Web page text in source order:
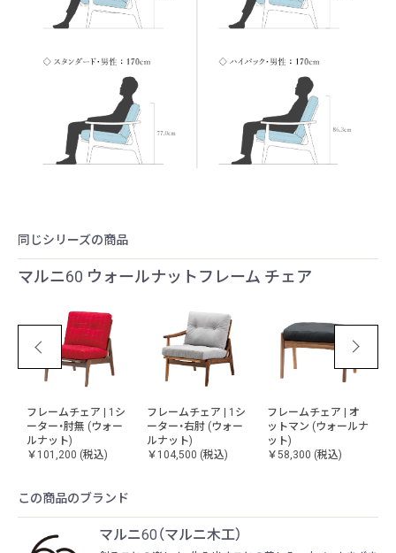
同じシリーズの商品
マルニ60 ウォールナットフレーム チェア
フレームチェア | 1シ
ーター・肘無 (ウォー
ルナット)
￥101,200 (税込)
フレームチェア | 1シ
ーター・右肘 (ウォー
ルナット)
￥104,500 (税込)
フレームチェア | オ
ットマン (ウォールナ
ット)
￥58,300 (税込)
この商品のブランド
マルニ60（マルニ木工）